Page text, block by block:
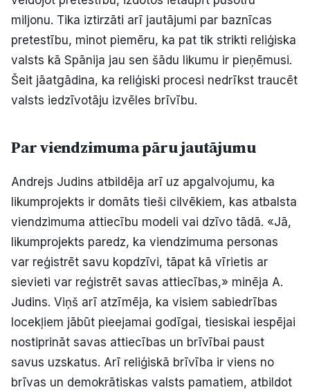
miljonu. Tika iztirzāti arī jautājumi par baznīcas
pretestību, minot piemēru, ka pat tik strikti reliģiska
valsts kā Spānija jau sen šādu likumu ir pieņēmusi.
Šeit jāatgādina, ka reliģiski procesi nedrīkst traucēt
valsts iedzīvotāju izvēles brīvību.
Par viendzimuma pāru jautājumu
Andrejs Judins atbildēja arī uz apgalvojumu, ka
likumprojekts ir domāts tieši cilvēkiem, kas atbalsta
viendzimuma attiecību modeli vai dzīvo tādā. «Jā,
likumprojekts paredz, ka viendzimuma personas
var reģistrēt savu kopdzīvi, tāpat kā vīrietis ar
sievieti var reģistrēt savas attiecības,» minēja A.
Judins. Viņš arī atzīmēja, ka visiem sabiedrības
locekļiem jābūt pieejamai godīgai, tiesiskai iespējai
nostiprināt savas attiecības un brīvībai paust
savus uzskatus. Arī reliģiskā brīvība ir viens no
brīvas un demokrātiskas valsts pamatiem, atbildot